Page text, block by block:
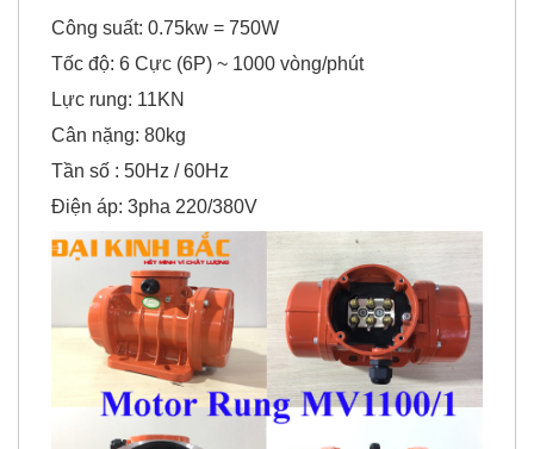
Tốc độ: 6 Cực (6P) ~ 1000 vòng/phút
Lực rung: 11KN
Cân nặng: 80kg
Tần số : 50Hz / 60Hz
Điện áp: 3pha 220/380V